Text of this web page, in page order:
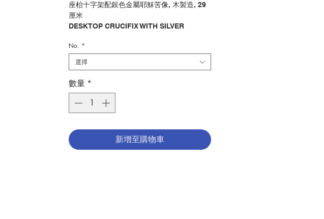
座枱十字架配銀色金屬耶穌苦像, 木製造, 29
厘米
DESKTOP CRUCIFIX WITH SILVER
OF OLIVE WOOD,CM 29
分類：十字架 / 座枱
Category : CRUCIFIX / DESKTOP
No. 1041000050
No. *
選擇
數量 *
新增至購物車